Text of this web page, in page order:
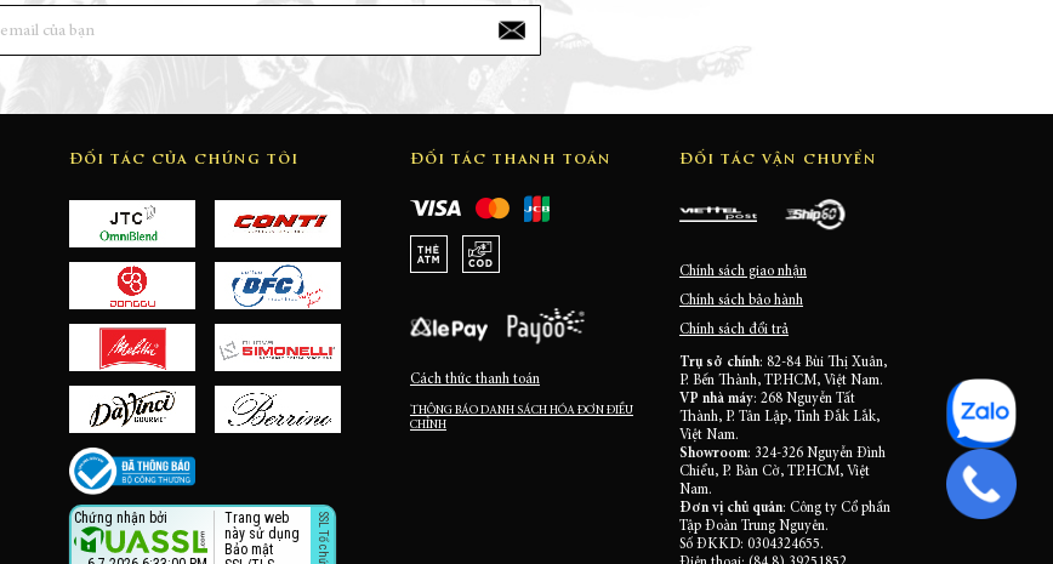
Đối tác của chúng tôi
Chứng nhận bởi
Trang web
này sử dụng
Bảo mật
Đối tác thanh toán
Cách thức thanh toán
THÔNG BÁO DANH SÁCH HÓA ĐƠN ĐIỀU
CHỈNH
Đối tác vận chuyển
Chính sách giao nhận
Chính sách bảo hành
Chính sách đổi trả
Trụ sở chính: 82-84 Bùi Thị Xuân,
P. Bến Thành, TP.HCM, Việt Nam.
VP nhà máy: 268 Nguyễn Tất
Thành, P. Tân Lập, Tỉnh Đắk Lắk,
Việt Nam.
Showroom: 324-326 Nguyễn Đình
Chiểu, P. Bàn Cờ, TP.HCM, Việt
Nam.
Đơn vị chủ quản: Công ty Cổ phần
Tập Đoàn Trung Nguyên.
Số ĐKKD: 0304324655.